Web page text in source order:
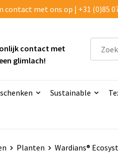
contact met ons op | +31 (0)85
contact met
glimlach!
Sustainable
Planten Wardians®